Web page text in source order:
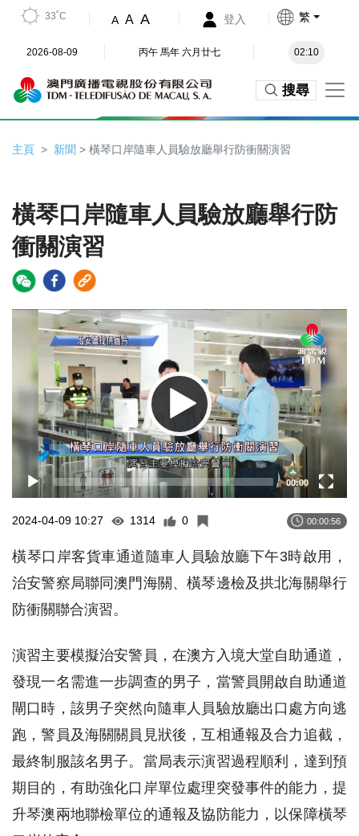
33˚C A A A 登入 繁
2026-08-09 丙午 馬年 六月廿七 02:10
搜尋
主頁 新聞 > 橫琴口岸隨車人員驗放廳舉行防衝關演習
橫琴口岸隨車人員驗放廳舉行防
衝關演習
00:00
2024-04-09 10:27 1314 0 00:00:56
橫琴口岸客貨車通道隨車人員驗放廳下午3時啟用，
治安警察局聯同澳門海關、橫琴邊檢及拱北海關舉行
防衝關聯合演習。
演習主要模擬治安警員，在澳方入境大堂自助通道，
發現一名需進一步調查的男子，當警員開啟自助通道
閘口時，該男子突然向隨車人員驗放廳出口處方向逃
跑，警員及海關關員見狀後，互相通報及合力追截，
最終制服該名男子。當局表示演習過程順利，達到預
期目的，有助強化口岸單位處理突發事件的能力，提
升琴澳兩地聯檢單位的通報及協防能力，以保障橫琴